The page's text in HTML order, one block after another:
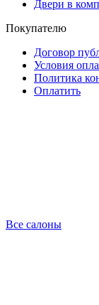
Двери в
Покупателю
Договор
Условия
Политика
Оплатить
Все салоны